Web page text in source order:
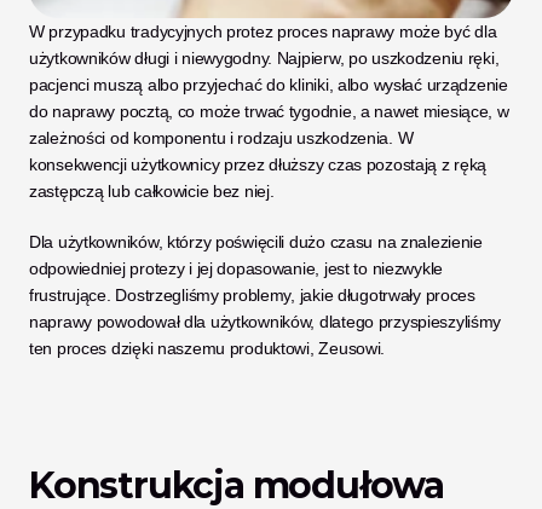
W przypadku tradycyjnych protez proces naprawy może być dla
użytkowników długi i niewygodny. Najpierw, po uszkodzeniu ręki,
pacjenci muszą albo przyjechać do kliniki, albo wysłać urządzenie
do naprawy pocztą, co może trwać tygodnie, a nawet miesiące, w
zależności od komponentu i rodzaju uszkodzenia. W
konsekwencji użytkownicy przez dłuższy czas pozostają z ręką
zastępczą lub całkowicie bez niej.
Dla użytkowników, którzy poświęcili dużo czasu na znalezienie
odpowiedniej protezy i jej dopasowanie, jest to niezwykle
frustrujące. Dostrzegliśmy problemy, jakie długotrwały proces
naprawy powodował dla użytkowników, dlatego przyspieszyliśmy
ten proces dzięki naszemu produktowi, Zeusowi.
Konstrukcja modułowa